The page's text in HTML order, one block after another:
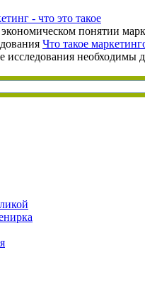
- что это такое
понятии
Что такое
необходимы